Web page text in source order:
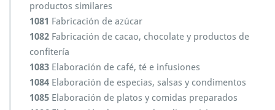
productos similares
1081 Fabricación de azúcar
1082 Fabricación de cacao, chocolate y productos de
confitería
1083 Elaboración de café, té e infusiones
1084 Elaboración de especias, salsas y condimentos
1085 Elaboración de platos y comidas preparados